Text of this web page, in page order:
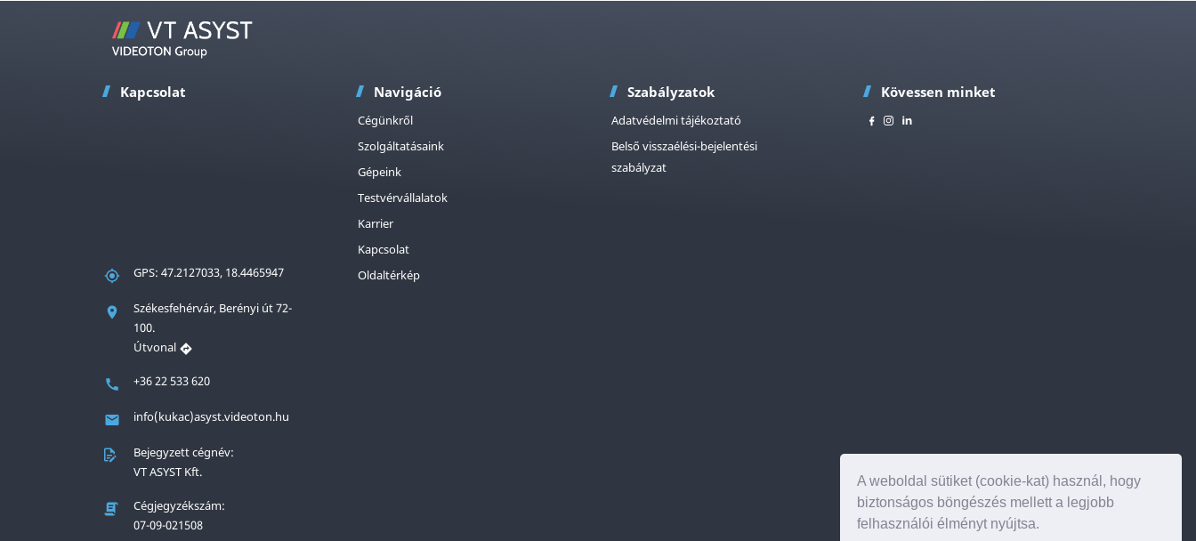
A weboldal sütiket (cookie-kat) használ, hogy
biztonságos böngészés mellett a legjobb
felhasználói élményt nyújtsa.
Kapcsolat
GPS: 47.2127033, 18.4465947
Székesfehérvár, Berényi út 72-
100.
Útvonal
+36 22 533 620
info(kukac)asyst.videoton.hu
Bejegyzett cégnév:
VT ASYST Kft.
Cégjegyzékszám:
07-09-021508
Navigáció
Cégünkről
Szolgáltatásaink
Gépeink
Testvérvállalatok
Karrier
Kapcsolat
Oldaltérkép
Szabályzatok
Adatvédelmi tájékoztató
Belső visszaélési-bejelentési
szabályzat
Kövessen minket